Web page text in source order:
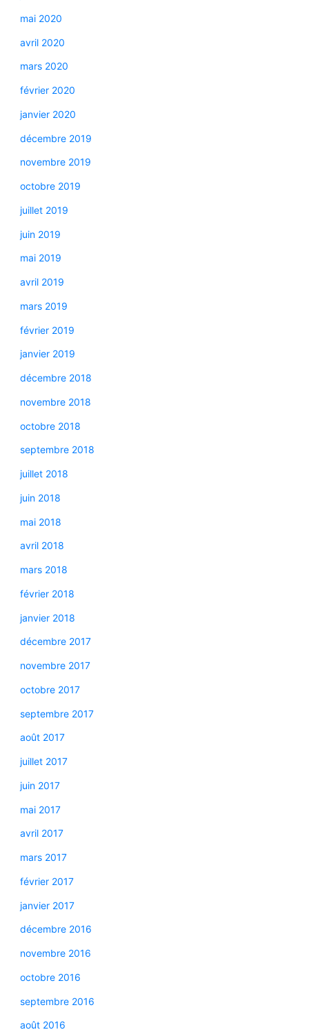
mai 2020
avril 2020
mars 2020
février 2020
janvier 2020
décembre 2019
novembre 2019
octobre 2019
juillet 2019
juin 2019
mai 2019
avril 2019
mars 2019
février 2019
janvier 2019
décembre 2018
novembre 2018
octobre 2018
septembre 2018
juillet 2018
juin 2018
mai 2018
avril 2018
mars 2018
février 2018
janvier 2018
décembre 2017
novembre 2017
octobre 2017
septembre 2017
août 2017
juillet 2017
juin 2017
mai 2017
avril 2017
mars 2017
février 2017
janvier 2017
décembre 2016
novembre 2016
octobre 2016
septembre 2016
août 2016